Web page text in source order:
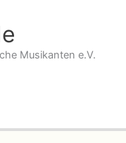
Musikanten e.V.